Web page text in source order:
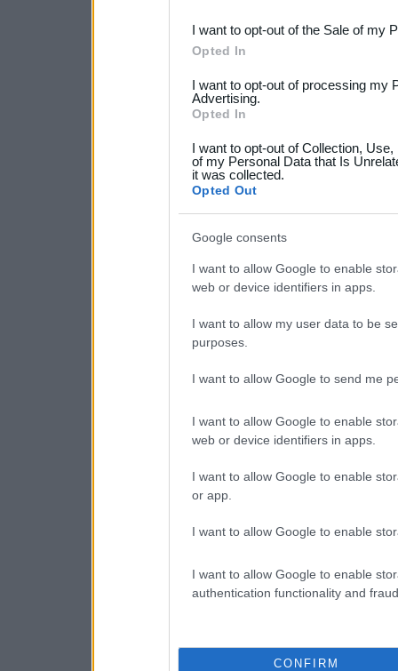
Please note that this
not limited to your visit or
your data for below
consent section.
I want to opt-out of the Sale of my
Opted In
I want to opt-out of processing my
Advertising.
Opted In
I want to opt-out of Collection,
of my Personal Data that Is
it was collected.
Opted Out
Google consents
I want to allow Google to enable
web or device identifiers in apps.
I want to allow my user data to be
purposes.
I want to allow Google to send me
I want to allow Google to enable
web or device identifiers in apps.
I want to allow Google to enable
or app.
I want to allow Google to enable
I want to allow Google to enable
authentication functionality and
CONFIRM